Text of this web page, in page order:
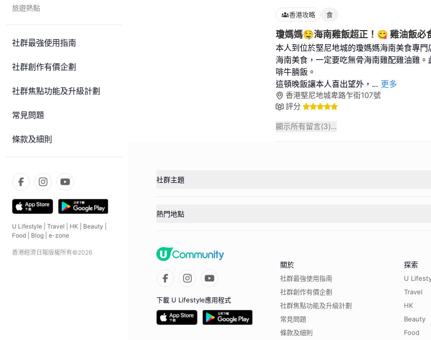
旅遊熱點
社群最強使用指南
社群創作有價企劃
社群焦點功能及升級計劃
常見問題
條款及細則
U Lifestyle Travel HK Beauty
Food
Blog e-zone
香港經濟日報版權所有©2026
香港攻略 食
瓊媽媽🤤海南雞飯超正！😋 雞油飯必
本人到位於堅尼地城的瓊媽媽海南美食專
海南美食，一定要吃無骨海南雞配雞油雞
啡牛腩飯。
這頓晚飯讓本人喜出望外， ... 更多
香港堅尼地城卑路乍街107號
評分
顯示所有留言(3)...
社群主題
熱門地點
下載 U Lifestyle應用程式
關於
社群最強使用指南
社群創作有價企劃
社群焦點功能及升級計劃
常見問題
條款及細則
探索
U
Travel
HK
Beauty
Food